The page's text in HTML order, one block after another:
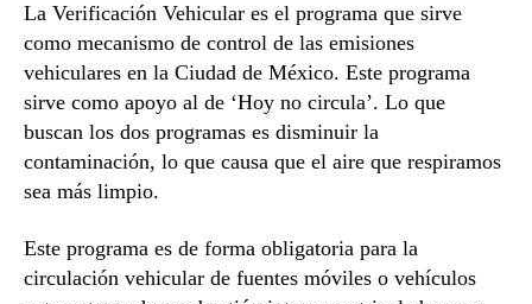
La Verificación Vehicular es el programa que sirve
como mecanismo de control de las emisiones
vehiculares en la Ciudad de México. Este programa
sirve como apoyo al de ‘Hoy no circula’. Lo que
buscan los dos programas es disminuir la
contaminación, lo que causa que el aire que respiramos
sea más limpio.
Este programa es de forma obligatoria para la
circulación vehicular de fuentes móviles o vehículos